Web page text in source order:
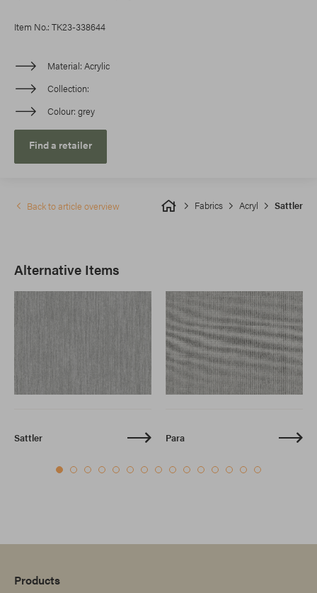
Item No.: TK23-338644
Material Acrylic
Collection
Colour grey
Find a retailer
Fabrics Acryl Sattler
Back to article overview
Alternative Items
Sattler Para
Products